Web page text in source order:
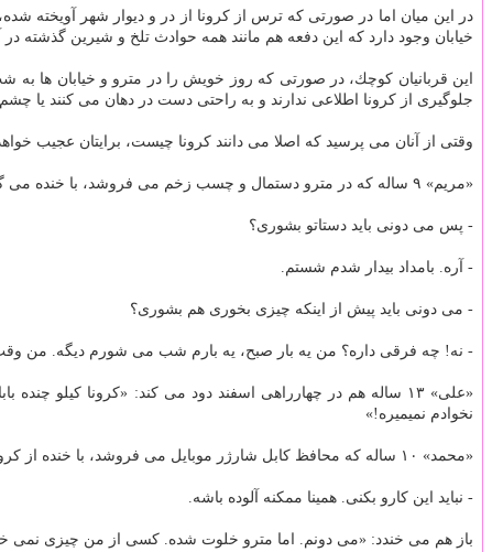
در این میان اما در صورتی كه ترس از كرونا از در و دیوار شهر آویخته
خیابان وجود دارد كه این دفعه هم مانند همه حوادث تلخ و شیرین گذشته
این قربانیان كوچك، در صورتی كه روز خویش را در مترو و خیابان ها
جلوگیری از كرونا اطلاعی ندارند و به راحتی دست در دهان می كنند یا
وقتی از آنان می پرسید كه اصلا می دانند كرونا چیست، برایتان عجیب
«مریم» ۹ ساله كه در مترو دستمال و چسب زخم می فروشد، با خنده می گوید: «می دونم كرونا چیه.»
- پس می دونی باید دستاتو بشوری؟
- آره. بامداد بیدار شدم شستم.
- می دونی باید پیش از اینكه چیزی بخوری هم بشوری؟
- نه! چه فرقی داره؟ من یه بار صبح، یه بارم شب می شورم دیگه. من
«علی» ۱۳ ساله هم در چهارراهی اسفند دود می كند: «كرونا
نخوادم نمیمیره!»
«محمد» ۱۰ ساله كه محافظ كابل شارژر موبایل می فروشد، با خنده از كرونا می گوید: «آره. باید دستامونو بشوریم» و بلافاصله كابل هایی كه می فروشد را داخل دهانش می گذارد!
- نباید این كارو بكنی. همینا ممكنه آلوده باشه.
باز هم می خندد: «می دونم. اما مترو خلوت شده. كسی از من چیزی نمی